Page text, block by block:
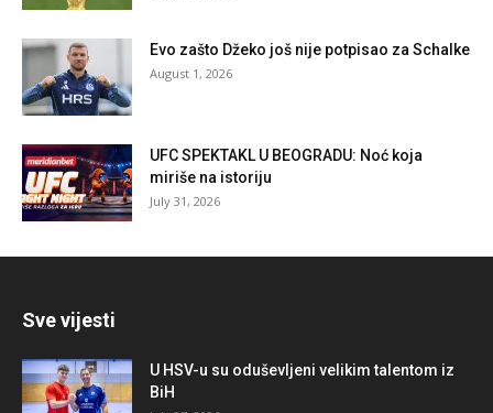
Evo zašto Džeko još nije potpisao za Schalke
August 1, 2026
UFC SPEKTAKL U BEOGRADU: Noć koja
miriše na istoriju
July 31, 2026
Sve vijesti
U HSV-u su oduševljeni velikim talentom iz
BiH